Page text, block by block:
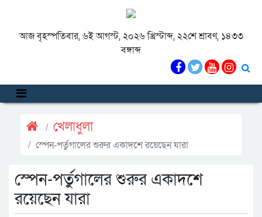
আজ বৃহস্পতিবার, ৬ই আগস্ট, ২০২৬ খ্রিস্টাব্দ, ২২শে শ্রাবণ, ১৪৩৩
বঙ্গাব্দ
খেলাধুলা
স্পেন-পর্তুগালের শুরুর একাদশে রয়েছেন যারা
স্পেন-পর্তুগালের শুরুর একাদশে
রয়েছেন যারা